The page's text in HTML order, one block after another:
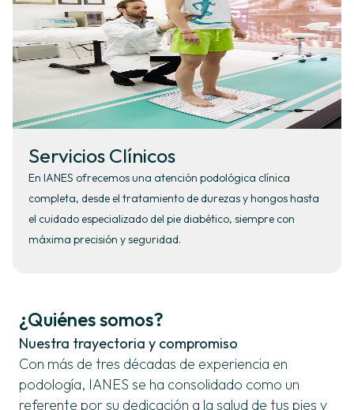
Servicios Clínicos
En IANES ofrecemos una atención podológica clínica
completa, desde el tratamiento de durezas y hongos hasta
el cuidado especializado del pie diabético, siempre con
máxima precisión y seguridad.
¿Quiénes somos?
Nuestra trayectoria y compromiso
Con más de tres décadas de experiencia en
podología, IANES se ha consolidado como un
referente por su dedicación a la salud de tus pies y